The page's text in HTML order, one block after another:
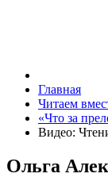
Главная
Читаем
«Что за
Видео:
Ольга